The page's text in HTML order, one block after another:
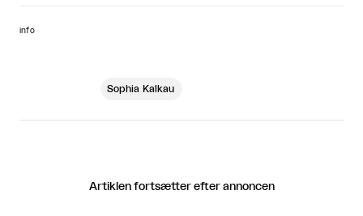
info
Sophia Kalkau
Artiklen fortsætter efter annoncen